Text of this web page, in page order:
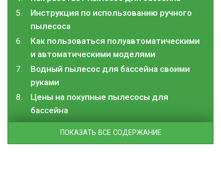
Инструкция по использованию ручного
пылесоса
Как пользоваться полуавтоматическими
и автоматическими моделями
Водный пылесос для бассейна своими
руками
Цены на покупные пылесосы для
бассейна
ПОКАЗАТЬ ВСЕ СОДЕРЖАНИЕ